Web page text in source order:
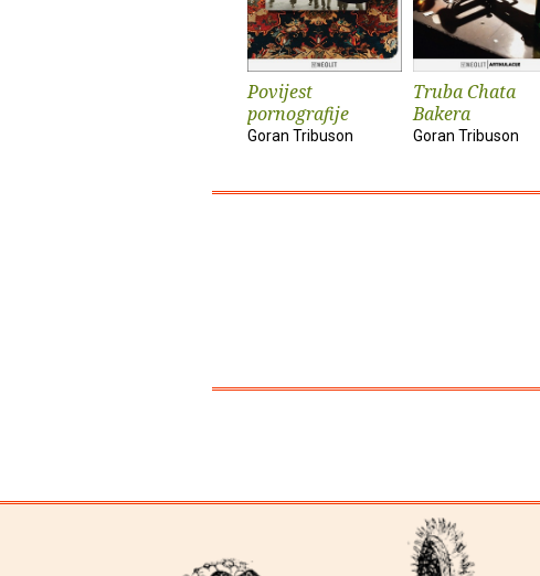
Povijest
pornografije
Goran Tribuson
Truba Chata
Bakera
Goran Tribuson